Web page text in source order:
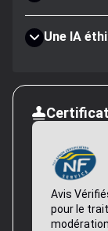
Une IA
Avis
pour le